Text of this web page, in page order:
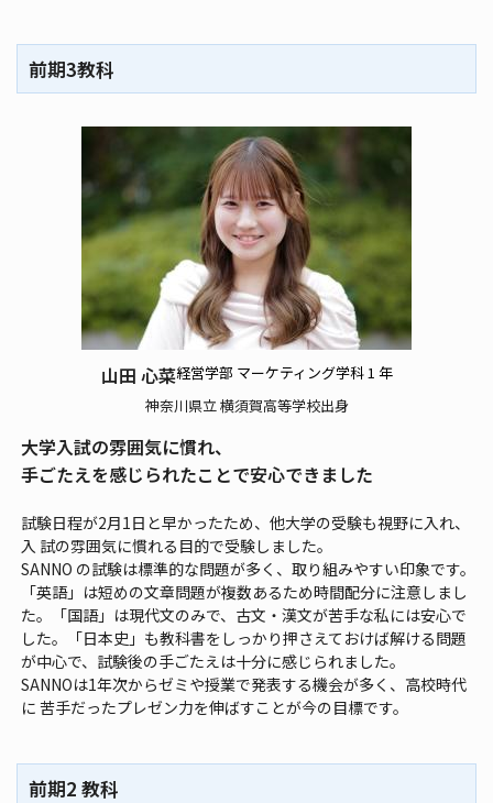
前期3教科
山田 心菜経営学部 マーケティング学科 1 年
神奈川県立 横須賀高等学校出身
大学入試の雰囲気に慣れ、
手ごたえを感じられたことで安心できました
試験日程が2月1日と早かったため、他大学の受験も視野に入れ、
入 試の雰囲気に慣れる目的で受験しました。
SANNO の試験は標準的な問題が多く、取り組みやすい印象です。
「英語」は短めの文章問題が複数あるため時間配分に注意しまし
た。「国語」は現代文のみで、古文・漢文が苦手な私には安心で
した。「日本史」も教科書をしっかり押さえておけば解ける問題
が中心で、試験後の手ごたえは十分に感じられました。
SANNOは1年次からゼミや授業で発表する機会が多く、高校時代
に 苦手だったプレゼン力を伸ばすことが今の目標です。
前期2 教科